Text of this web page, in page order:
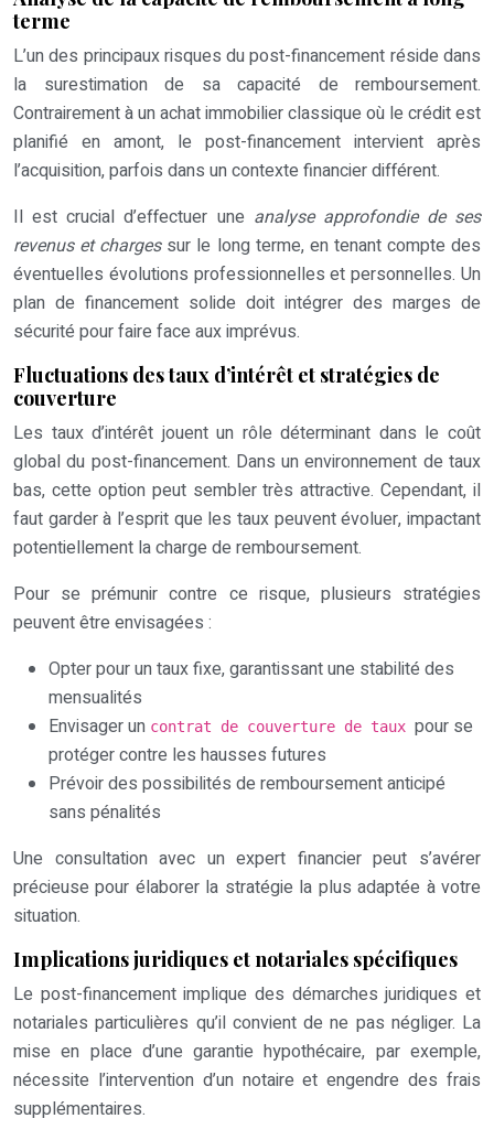
terme
L’un des principaux risques du post-financement réside dans
la surestimation de sa capacité de remboursement.
Contrairement à un achat immobilier classique où le crédit est
planifié en amont, le post-financement intervient après
l’acquisition, parfois dans un contexte financier différent.
Il est crucial d’effectuer une analyse approfondie de ses
revenus et charges sur le long terme, en tenant compte des
éventuelles évolutions professionnelles et personnelles. Un
plan de financement solide doit intégrer des marges de
sécurité pour faire face aux imprévus.
Fluctuations des taux d’intérêt et stratégies de
couverture
Les taux d’intérêt jouent un rôle déterminant dans le coût
global du post-financement. Dans un environnement de taux
bas, cette option peut sembler très attractive. Cependant, il
faut garder à l’esprit que les taux peuvent évoluer, impactant
potentiellement la charge de remboursement.
Pour se prémunir contre ce risque, plusieurs stratégies
peuvent être envisagées :
Opter pour un taux fixe, garantissant une stabilité des
mensualités
Envisager un contrat de couverture de taux pour se
protéger contre les hausses futures
Prévoir des possibilités de remboursement anticipé
sans pénalités
Une consultation avec un expert financier peut s’avérer
précieuse pour élaborer la stratégie la plus adaptée à votre
situation.
Implications juridiques et notariales spécifiques
Le post-financement implique des démarches juridiques et
notariales particulières qu’il convient de ne pas négliger. La
mise en place d’une garantie hypothécaire, par exemple,
nécessite l’intervention d’un notaire et engendre des frais
supplémentaires.